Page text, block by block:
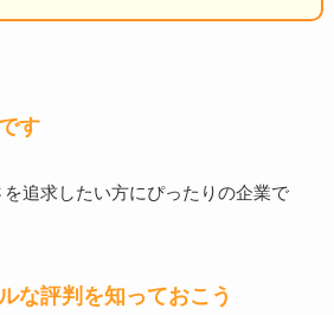
す
追求したい方にぴったりの企業で
な評判を知っておこう